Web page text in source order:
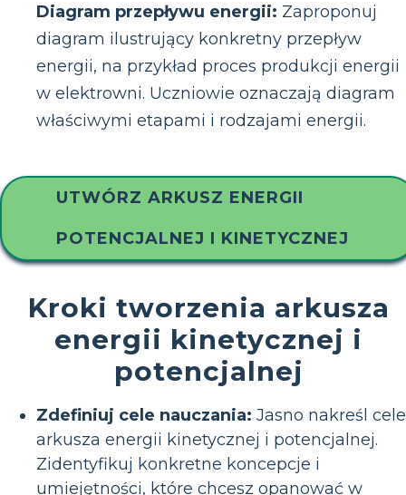
Diagram przepływu energii: Zaproponuj
diagram ilustrujący konkretny przepływ
energii, na przykład proces produkcji energii
w elektrowni. Uczniowie oznaczają diagram
właściwymi etapami i rodzajami energii.
UTWÓRZ ARKUSZ ENERGII
POTENCJALNEJ I KINETYCZNEJ
Kroki tworzenia arkusza
energii kinetycznej i
potencjalnej
Zdefiniuj cele nauczania: Jasno nakreśl cele
arkusza energii kinetycznej i potencjalnej.
Zidentyfikuj konkretne koncepcje i
umiejętności, które chcesz opanować w